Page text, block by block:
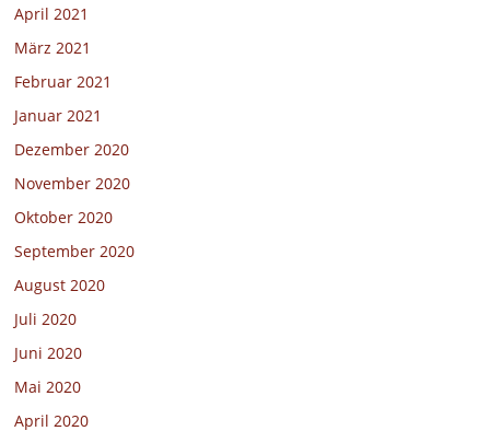
April 2021
März 2021
Februar 2021
Januar 2021
Dezember 2020
November 2020
Oktober 2020
September 2020
August 2020
Juli 2020
Juni 2020
Mai 2020
April 2020